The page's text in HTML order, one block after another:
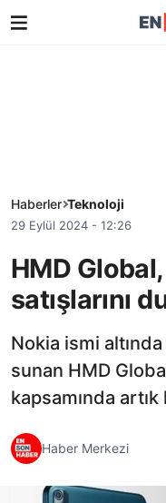
Haberler Teknoloji
29 Eylül 2024 - 12:26
HMD
satışlarını
Nokia ismi
sunan HMD
kapsamında
Haber Merkezi